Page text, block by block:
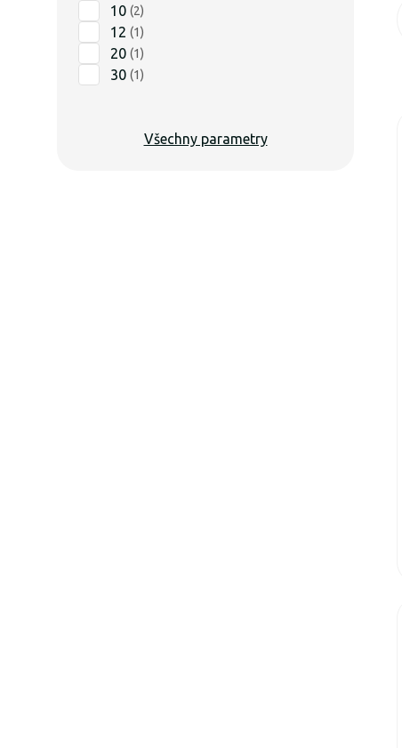
10 (2)
12 (1)
20 (1)
30 (1)
Všechny parametry